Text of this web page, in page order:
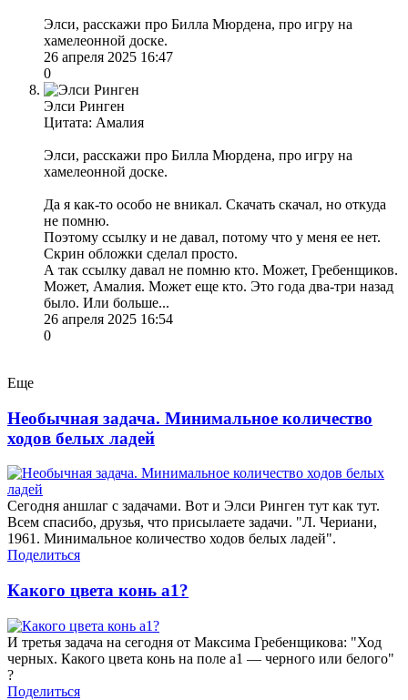
Элси, расскажи про Билла Мюрдена, про игру на
хамелеонной доске.
26 апреля 2025 16:47
0
Элси Ринген
Цитата: Амалия
Элси, расскажи про Билла Мюрдена, про игру на
хамелеонной доске.
Да я как-то особо не вникал. Скачать скачал, но откуда
не помню.
Поэтому ссылку и не давал, потому что у меня ее нет.
Скрин обложки сделал просто.
А так ссылку давал не помню кто. Может, Гребенщиков.
Может, Амалия. Может еще кто. Это года два-три назад
было. Или больше...
26 апреля 2025 16:54
0
Еще
Необычная задача. Минимальное количество
ходов белых ладей
Сегодня аншлаг с задачами. Вот и Элси Ринген тут как тут.
Всем спасибо, друзья, что присылаете задачи. "Л. Чериани,
1961. Минимальное количество ходов белых ладей".
Поделиться
Какого цвета конь а1?
И третья задача на сегодня от Максима Гребенщикова: "Ход
черных. Какого цвета конь на поле a1 — черного или белого"
?
Поделиться